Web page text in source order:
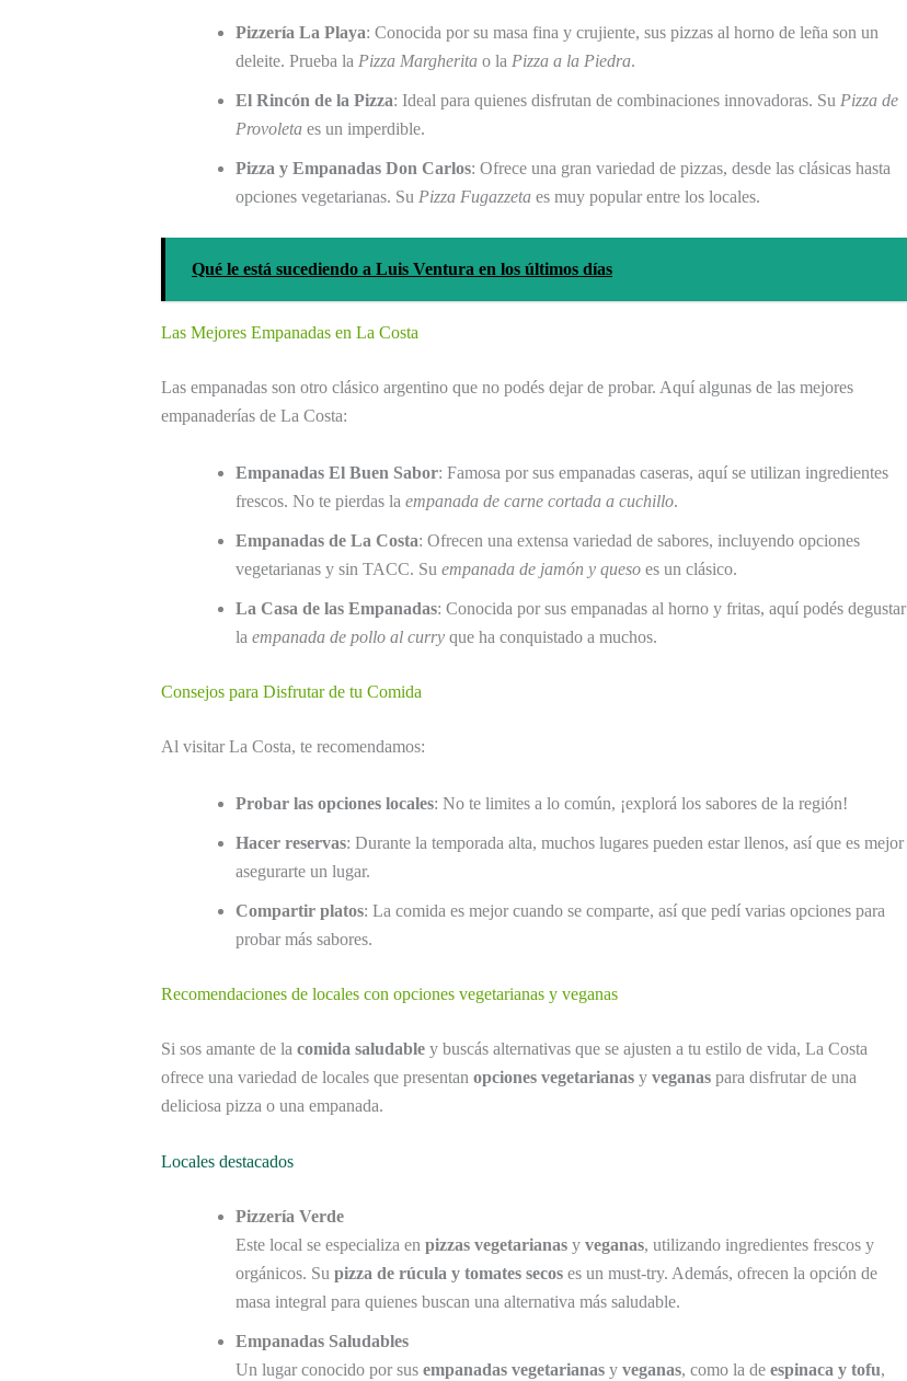
Pizzería La Playa: Conocida por su masa fina y crujiente, sus pizzas al horno de leña son un
deleite. Prueba la Pizza Margherita o la Pizza a la Piedra.
El Rincón de la Pizza: Ideal para quienes disfrutan de combinaciones innovadoras. Su Pizza de
Provoleta es un imperdible.
Pizza y Empanadas Don Carlos: Ofrece una gran variedad de pizzas, desde las clásicas hasta
opciones vegetarianas. Su Pizza Fugazzeta es muy popular entre los locales.
Qué le está sucediendo a Luis Ventura en los últimos días
Las Mejores Empanadas en La Costa
Las empanadas son otro clásico argentino que no podés dejar de probar. Aquí algunas de las mejores
empanaderías de La Costa:
Empanadas El Buen Sabor: Famosa por sus empanadas caseras, aquí se utilizan ingredientes
frescos. No te pierdas la empanada de carne cortada a cuchillo.
Empanadas de La Costa: Ofrecen una extensa variedad de sabores, incluyendo opciones
vegetarianas y sin TACC. Su empanada de jamón y queso es un clásico.
La Casa de las Empanadas: Conocida por sus empanadas al horno y fritas, aquí podés degustar
la empanada de pollo al curry que ha conquistado a muchos.
Consejos para Disfrutar de tu Comida
Al visitar La Costa, te recomendamos:
Probar las opciones locales: No te limites a lo común, ¡explorá los sabores de la región!
Hacer reservas: Durante la temporada alta, muchos lugares pueden estar llenos, así que es mejor
asegurarte un lugar.
Compartir platos: La comida es mejor cuando se comparte, así que pedí varias opciones para
probar más sabores.
Recomendaciones de locales con opciones vegetarianas y veganas
Si sos amante de la comida saludable y buscás alternativas que se ajusten a tu estilo de vida, La Costa
ofrece una variedad de locales que presentan opciones vegetarianas y veganas para disfrutar de una
deliciosa pizza o una empanada.
Locales destacados
Pizzería Verde
Este local se especializa en pizzas vegetarianas y veganas, utilizando ingredientes frescos y
orgánicos. Su pizza de rúcula y tomates secos es un must-try. Además, ofrecen la opción de
masa integral para quienes buscan una alternativa más saludable.
Empanadas Saludables
Un lugar conocido por sus empanadas vegetarianas y veganas, como la de espinaca y tofu,